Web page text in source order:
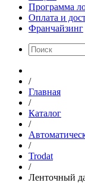
Программа
Оплата и
Франчайзинг
/
Главная
/
Каталог
/
/
Trodat
/
Ленточный